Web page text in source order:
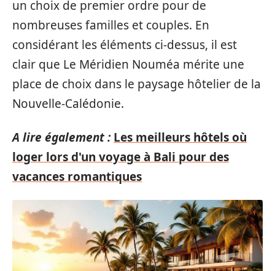
un choix de premier ordre pour de
nombreuses familles et couples. En
considérant les éléments ci-dessus, il est
clair que Le Méridien Nouméa mérite une
place de choix dans le paysage hôtelier de la
Nouvelle-Calédonie.
A lire également : Les meilleurs hôtels où
loger lors d'un voyage à Bali pour des
vacances romantiques